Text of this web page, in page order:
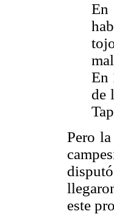
En
de
Pero
este